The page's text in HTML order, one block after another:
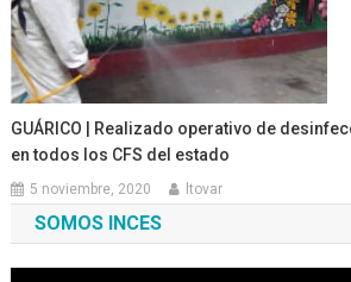
GUÁRICO | Realizado operativo de
en todos los CFS del estado
5 noviembre, 2020 ltovar
SOMOS INCES